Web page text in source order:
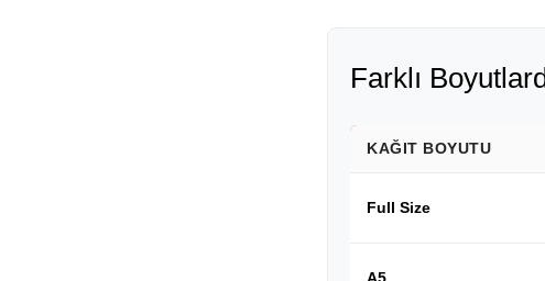
Farklı
KAĞIT BOYUTU
Full Size